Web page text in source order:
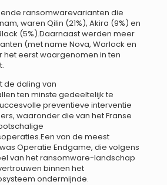
ransomwarevarianten die
waren Qilin (21%), Akira (9%) en
(5%).Daarnaast werden meer
(met name Nova, Warlock en
het eerst waargenomen in ten
de daling van
ten minste gedeeltelijk te
preventieve interventie
waaronder die van het Franse
van de meest
Operatie Endgame, die volgens
van het ransomware-landschap
binnen het
ondermijnde.